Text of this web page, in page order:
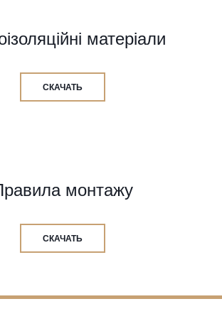
матеріали
СКАЧАТЬ
монтажу
СКАЧАТЬ